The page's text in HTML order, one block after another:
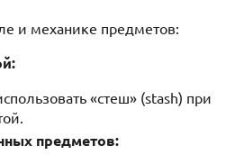
и механике предметов:
«стеш» (stash) при
предметов: